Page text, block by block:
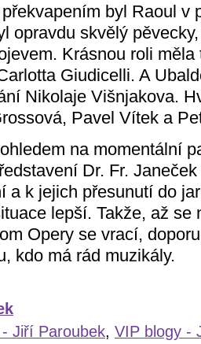
byl Raoul v
opravdu skvělý
Krásnou roli měla
Giudicelli. A
Nikolaje Višnjakova.
Pavel Vítek a
na momentální
Dr. Fr.
a k jejich přesunutí do
lepší. Takže, až se
Opery se vrací,
kdo má rád muzikály.
Jiří Paroubek, VIP blogy -